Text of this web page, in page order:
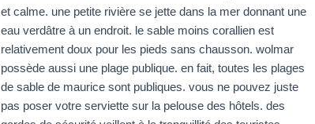
et calme. une petite rivière se jette dans la mer donnant une
eau verdâtre à un endroit. le sable moins corallien est
relativement doux pour les pieds sans chausson. wolmar
possède aussi une plage publique. en fait, toutes les plages
de sable de maurice sont publiques. vous ne pouvez juste
pas poser votre serviette sur la pelouse des hôtels. des